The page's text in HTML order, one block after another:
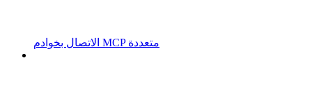
الاتصال بخوادم MCP متعددة